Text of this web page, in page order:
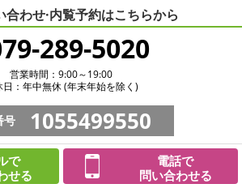
合わせ·内覧予約はこちらから
289-5020
営業時間：9:00～19:00
日：年中無休 (年末年始を除く)
号 1055499550
で
せる
電話で
問い合わせる